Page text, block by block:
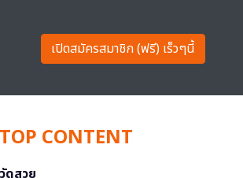
เปิดสมัครสมาชิก (ฟรี) เร็วๆนี้
TOP CONTENT
วัดสวย